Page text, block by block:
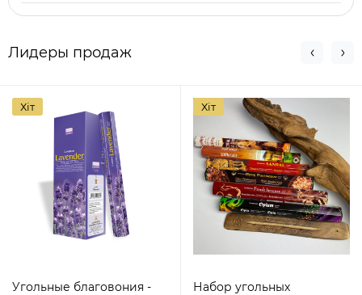
Лидеры продаж
Хіт
Угольные благовония -
Хіт
Набор угольных